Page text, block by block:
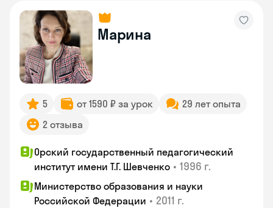
Марина
5 от 1590 ₽ за урок
29 лет опыта
2 отзыва
Орский государственный педагогический
институт имени Т.Г. Шевченко • 1996 г.
Министерство образования и науки
Российской Федерации • 2011 г.